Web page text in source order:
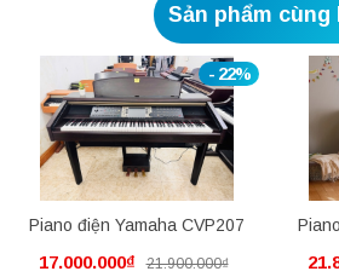
Sản phẩm cùng
- 22%
Piano điện Yamaha CVP207
17.000.000₫ 21.900.000₫